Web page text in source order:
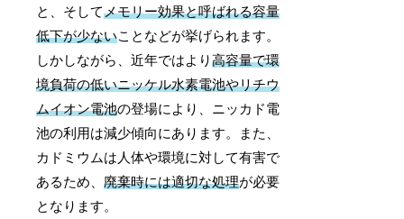
と、そしてメモリー効果と呼ばれる容量
低下が少ないことなどが挙げられます。
しかしながら、近年ではより高容量で環
境負荷の低いニッケル水素電池やリチウ
ムイオン電池の登場により、ニッカド電
池の利用は減少傾向にあります。また、
カドミウムは人体や環境に対して有害で
あるため、廃棄時には適切な処理が必要
となります。